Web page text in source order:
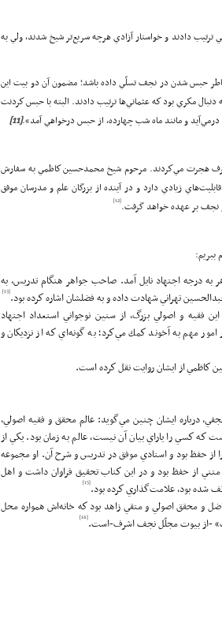
دادند و خواستار آزادي هرچه سريع‌تر شيخ شدند، ولي به
حبس شدن در نجف تسلّي داده باشد؛ مضمون آن دو بيت اين
مكري بود كه عثماني‌ها ترتيب دادند. البته با حبس كردنت
و مانند ماه شب چهارده، از حبس درخواهي آمد».[11]
هجرت مي‌كردند. مرحوم شيخ محمدحسين كاظمي به سفارش
زيادي دارد و در آينده از بزرگان علم و مدرسان موفق
نجف بر عهده خواهد گرفت.[12]
حيات صاحب جواهر به درجه اجتهاد نايل آمد. صاحب جواهر هنگام تدريس، به
تهراني شهادت داده و به فضلشان اشاره كرده بود.[13]
1312ق): اين فقيه و اصولي بزرگ، از سنين نوجواني استعداد اجتهاد
مهم به آخوند كمك مي‌كرد؛ به گونه‌اي كه از نزديكان و
حسين خليلي نجفي، درباره ايشان چنين مي‌گويد: عالم محقق و فقيه اصولي،
كسي را ياراي بيان آن نيست، عالم به زمان بود. يكي از
از حفظ بود و استادي موفق در تدريس و شرح آن. او مجموعه
از حفظ بود و در اين كتاب تحقيق فراوان داشت و اهل
شده بود، علامت‌گذاري كرده بود.[15]
ملّا كتاب نجفي(متوفاي 1264ق): عالم فاضل و محقق اصولي و متقي زاهد بود كه خانه‌اش همواره محل
-از بيوت مجلّل نجف اشرف-است.[16]